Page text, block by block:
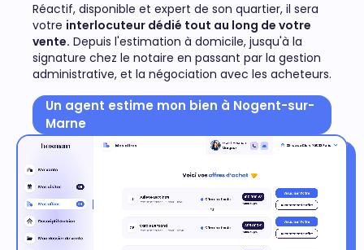
Réactif, disponible et expert de son quartier, il sera
votre interlocuteur dédié tout au long de votre
vente. Depuis l'estimation à domicile, jusqu'à la
signature chez le notaire en passant par la gestion
administrative, et la négociation avec les acheteurs.
Un agent estime mon bien à Nogent-sur-
Marne